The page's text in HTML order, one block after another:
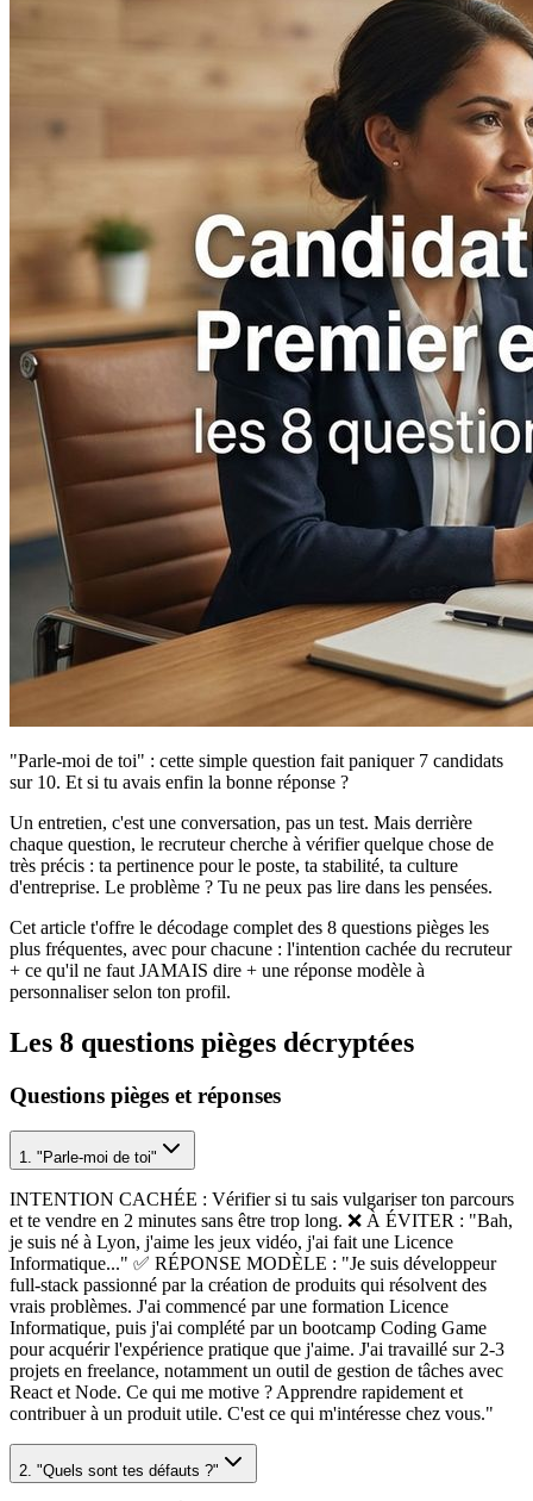
"Parle-moi de toi" : cette simple question fait paniquer 7 candidats
sur 10. Et si tu avais enfin la bonne réponse ?
Un entretien, c'est une conversation, pas un test. Mais derrière
chaque question, le recruteur cherche à vérifier quelque chose de
très précis : ta pertinence pour le poste, ta stabilité, ta culture
d'entreprise. Le problème ? Tu ne peux pas lire dans les pensées.
Cet article t'offre le décodage complet des 8 questions pièges les
plus fréquentes, avec pour chacune : l'intention cachée du recruteur
+ ce qu'il ne faut JAMAIS dire + une réponse modèle à
personnaliser selon ton profil.
Les 8 questions pièges décryptées
Questions pièges et réponses
1. "Parle-moi de toi"
INTENTION CACHÉE : Vérifier si tu sais vulgariser ton parcours
et te vendre en 2 minutes sans être trop long. ❌ À ÉVITER : "Bah,
je suis né à Lyon, j'aime les jeux vidéo, j'ai fait une Licence
Informatique..." ✅ RÉPONSE MODÈLE : "Je suis développeur
full-stack passionné par la création de produits qui résolvent des
vrais problèmes. J'ai commencé par une formation Licence
Informatique, puis j'ai complété par un bootcamp Coding Game
pour acquérir l'expérience pratique que j'aime. J'ai travaillé sur 2-3
projets en freelance, notamment un outil de gestion de tâches avec
React et Node. Ce qui me motive ? Apprendre rapidement et
contribuer à un produit utile. C'est ce qui m'intéresse chez vous."
2. "Quels sont tes défauts ?"